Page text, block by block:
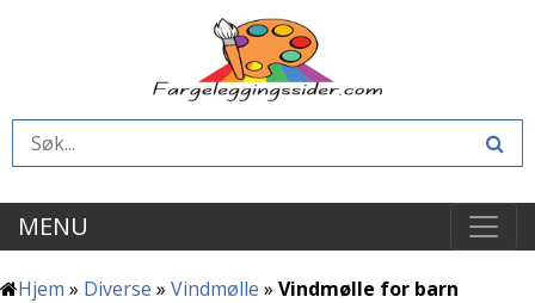
MENU
Hjem » Diverse » Vindmølle » Vindmølle for barn